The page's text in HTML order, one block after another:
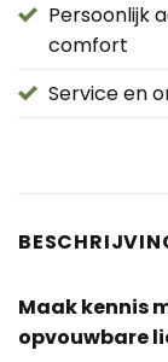
Persoonlijk
comfort
Service en
Maak kennis
opvouwbare